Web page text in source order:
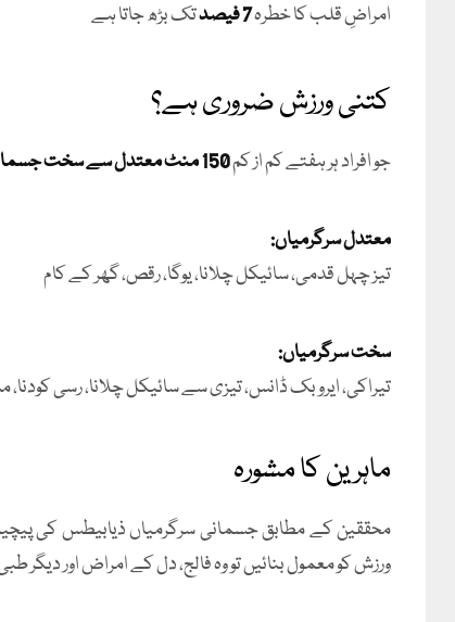
امراضِ قلب کا خطرہ7 فیصد تک بڑھ جاتا ہے
کتنی ورزش ضروری ہے؟
جو افراد ہر ہفتے کم از کم150 منٹ معتدل سے سخت جسمانی سرگرمی
معتدل سرگرمیاں:
تیز چہل قدمی، سائیکل چلانا، یوگا، رقص، گھر کے کام
سخت سرگرمیاں:
تیراکی، ایروبک ڈانس، تیزی سے سائیکل چلانا، رسی
ماہرین کا مشورہ
محققین کے مطابق جسمانی سرگرمیاں ذیابیطس کی
ورزش کو معمول بنائیں تو وہ فالج، دل کے امراض اور